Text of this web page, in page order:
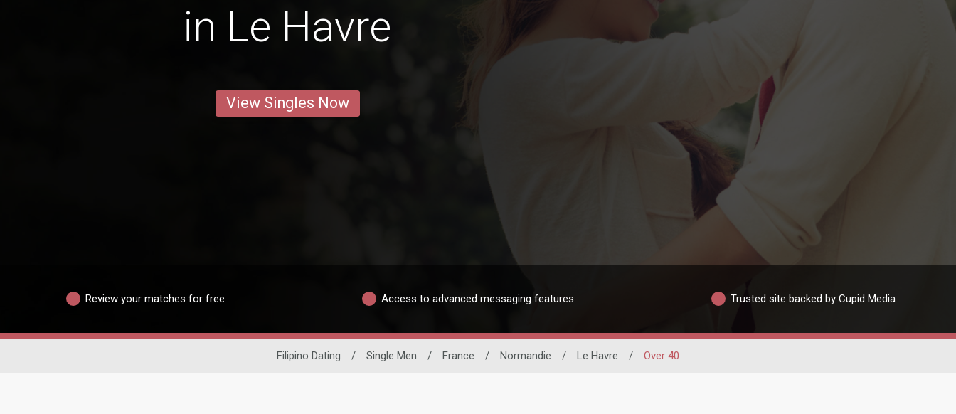
in Le Havre
View Singles Now
Review your matches for free Access to advanced messaging features Trusted site backed by Cupid Media
Filipino Dating / Single Men / France / Normandie / Le Havre / Over 40